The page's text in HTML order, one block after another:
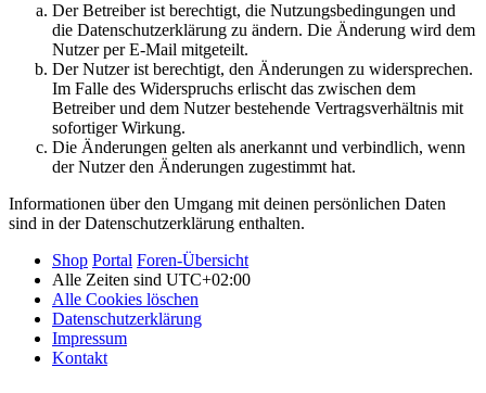
Der Betreiber ist berechtigt, die Nutzungsbedingungen und
die Datenschutzerklärung zu ändern. Die Änderung wird dem
Nutzer per E-Mail mitgeteilt.
Der Nutzer ist berechtigt, den Änderungen zu widersprechen.
Im Falle des Widerspruchs erlischt das zwischen dem
Betreiber und dem Nutzer bestehende Vertragsverhältnis mit
sofortiger Wirkung.
Die Änderungen gelten als anerkannt und verbindlich, wenn
der Nutzer den Änderungen zugestimmt hat.
Informationen über den Umgang mit deinen persönlichen Daten
sind in der Datenschutzerklärung enthalten.
Shop Portal Foren-Übersicht
Alle Zeiten sind UTC+02:00
Alle Cookies löschen
Datenschutzerklärung
Impressum
Kontakt